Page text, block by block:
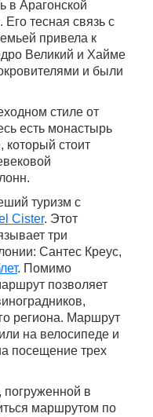
в Арагонской
тесная связь с
привела к
Великий и Хайме
и были
стиле от
есть монастырь
который стоит
туризм с
Cister. Этот
три
Сантес Креус,
. Помимо
позволяет
региона. Маршрут
на велосипеде и
посещение трех
погруженной в
маршрутом по